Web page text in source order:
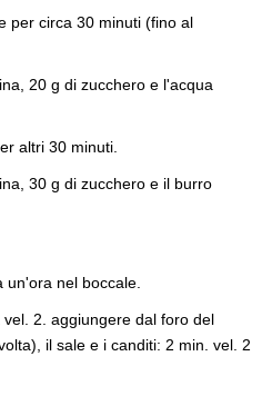
per circa 30 minuti (fino al
20 g di zucchero e l'acqua
altri 30 minuti.
30 g di zucchero e il burro
nel boccale.
2. aggiungere dal foro del
il sale e i canditi: 2 min. vel. 2